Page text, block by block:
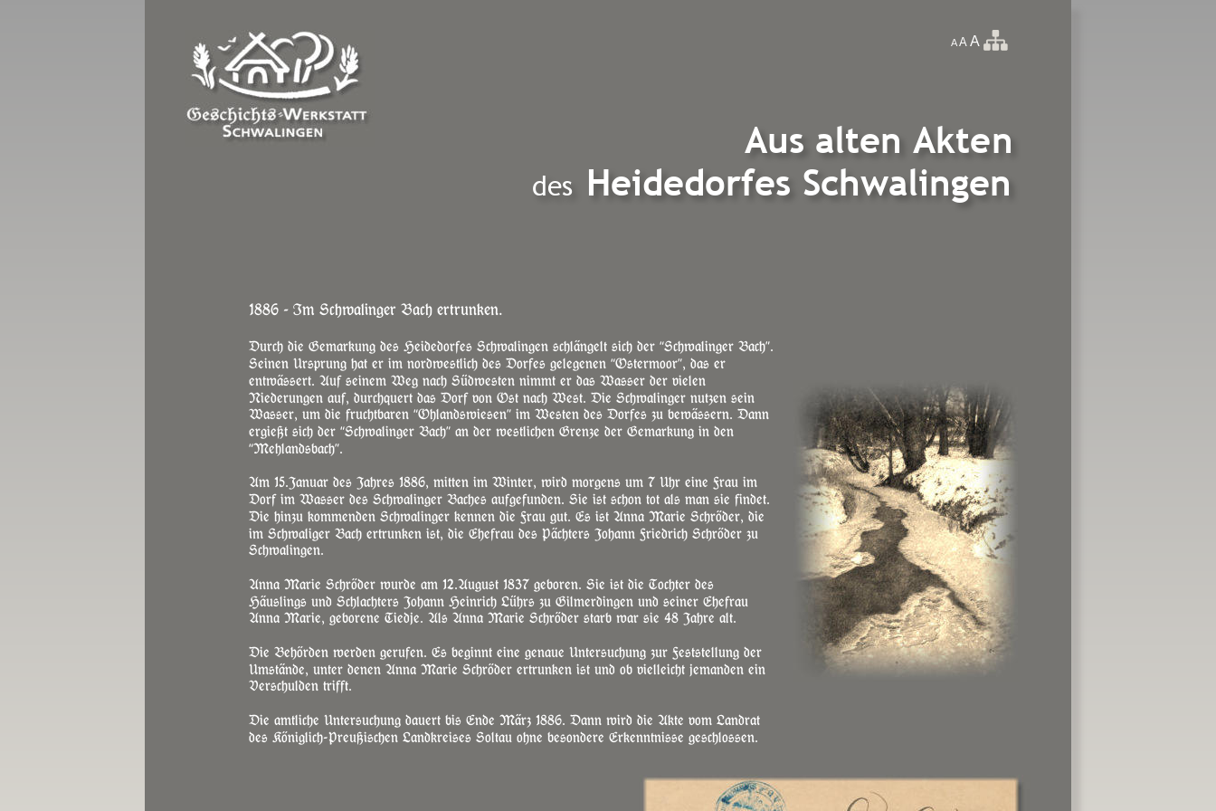
Aus alten Akten
des Heidedorfes Schwalingen
1886 - Im Schwalinger Bach ertrunken.
Durch die Gemarkung des Heidedorfes Schwalingen schlängelt sich der “Schwalinger Bach”.
Seinen Ursprung hat er im nordwestlich des Dorfes gelegenen “Ostermoor”, das er
entwässert. Auf seinem Weg nach Südwesten nimmt er das Wasser der vielen
Niederungen auf, durchquert das Dorf von Ost nach West. Die Schwalinger nutzen sein
Wasser, um die fruchtbaren “Ohlandswiesen” im Westen des Dorfes zu bewässern. Dann
ergießt sich der “Schwalinger Bach” an der westlichen Grenze der Gemarkung in den
“Mehlandsbach”.
Am 15.Januar des Jahres 1886, mitten im Winter, wird morgens um 7 Uhr eine Frau im
Dorf im Wasser des Schwalinger Baches aufgefunden. Sie ist schon tot als man sie findet.
Die hinzu kommenden Schwalinger kennen die Frau gut. Es ist Anna Marie Schröder, die
im Schwaliger Bach ertrunken ist, die Ehefrau des Pächters Johann Friedrich Schröder zu
Schwalingen.
Anna Marie Schröder wurde am 12.August 1837 geboren. Sie ist die Tochter des
Häuslings und Schlachters Johann Heinrich Lührs zu Gilmerdingen und seiner Ehefrau
Anna Marie, geborene Tiedje. Als Anna Marie Schröder starb war sie 48 Jahre alt.
Die Behörden werden gerufen. Es beginnt eine genaue Untersuchung zur Feststellung der
Umstände, unter denen Anna Marie Schröder ertrunken ist und ob vielleicht jemanden ein
Verschulden trifft.
Die amtliche Untersuchung dauert bis Ende März 1886. Dann wird die Akte vom Landrat
des Königlich-Preußischen Landkreises Soltau ohne besondere Erkenntnisse geschlossen.
A A A